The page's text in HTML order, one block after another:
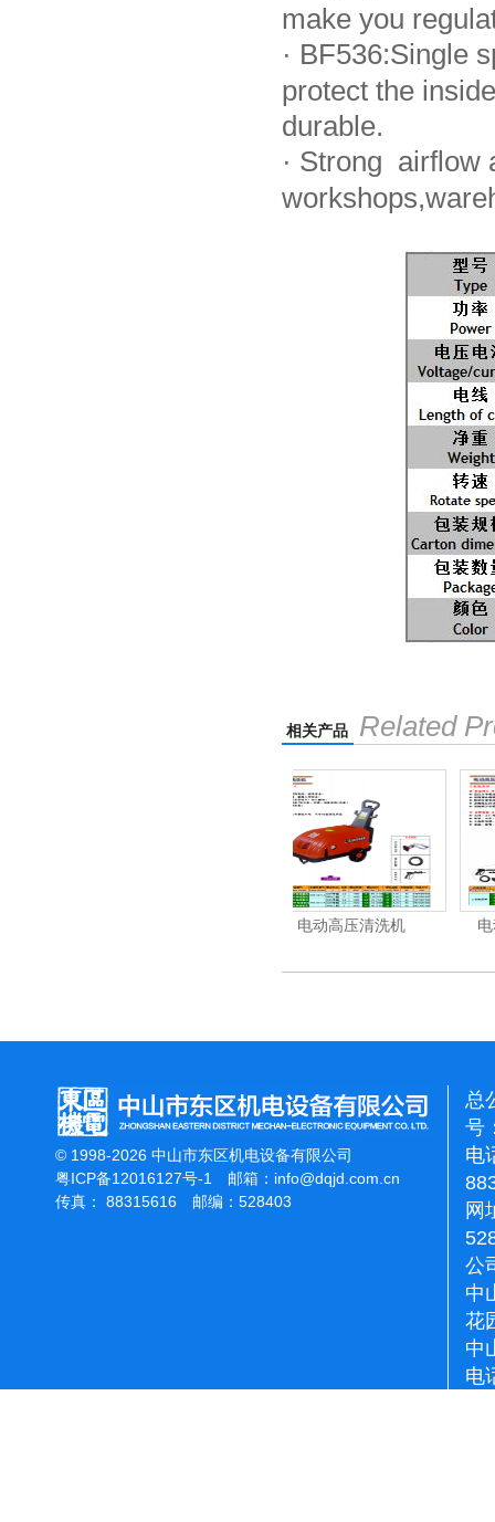
make you
· BF536:Single
protect the
durable.
· Strong airflow
相关产品 Related
电动高压清洗机工业级
© 1998-2026 中山市东区机电设备有限公司
粤ICP备12016127号-1
邮箱： info@dqjd.com.cn
传真： 88315616 邮编：528403
总
号
电
网
公
中
花
中
电